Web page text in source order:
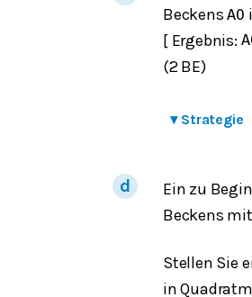
BeckensA0
[ Ergebnis: A
(2 BE)
▾ Strategie
Ein zu
Beckens
Stellen Sie
in